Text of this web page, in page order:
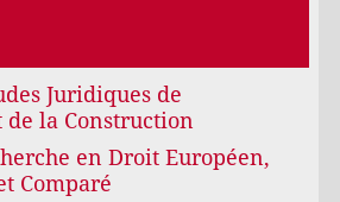
Juridiques de
la Construction
en Droit Européen,
Comparé